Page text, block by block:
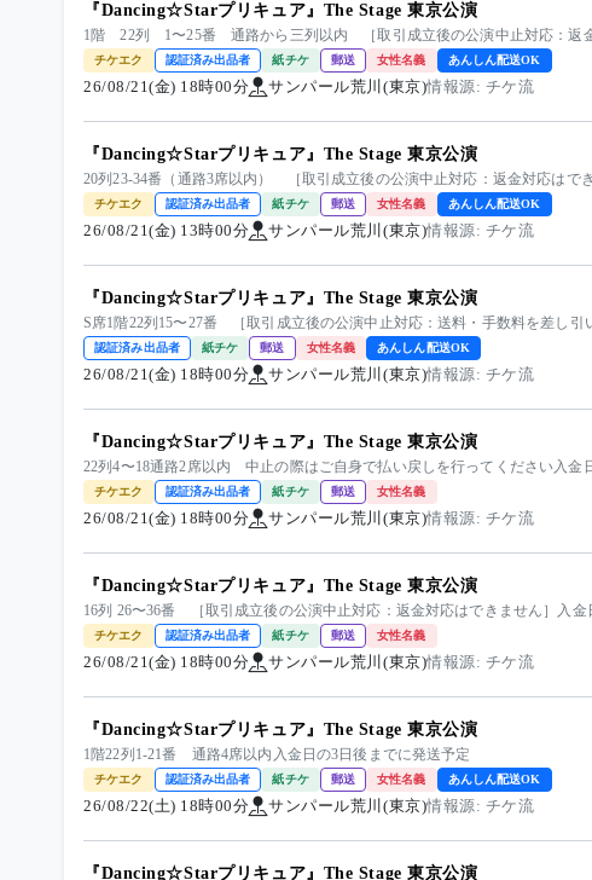
『Dancing☆Starプリキュア』The Stage 東京公演
1階 22列 1〜25番 通路から三列以内 ［取引成立後の公演中止対応：返
チケエク 認証済み出品者 紙チケ 郵送 女性名義 あんしん配送OK
26/08/21(金) 18時00分 サンパール荒川(東京)情報源: チケ流
『Dancing☆Starプリキュア』The Stage 東京公演
20列23-34番（通路3席以内） ［取引成立後の公演中止対応：返金対応はで
チケエク 認証済み出品者 紙チケ 郵送 女性名義 あんしん配送OK
26/08/21(金) 13時00分 サンパール荒川(東京)情報源: チケ流
『Dancing☆Starプリキュア』The Stage 東京公演
S席1階22列15〜27番 ［取引成立後の公演中止対応：送料・手数料を差し
認証済み出品者 紙チケ 郵送 女性名義 あんしん配送OK
26/08/21(金) 18時00分 サンパール荒川(東京)情報源: チケ流
『Dancing☆Starプリキュア』The Stage 東京公演
22列4〜18通路2席以内 中止の際はご自身で払い戻しを行ってください入金
チケエク 認証済み出品者 紙チケ 郵送 女性名義
26/08/21(金) 18時00分 サンパール荒川(東京)情報源: チケ流
『Dancing☆Starプリキュア』The Stage 東京公演
16列 26〜36番 ［取引成立後の公演中止対応：返金対応はできません］入金
チケエク 認証済み出品者 紙チケ 郵送 女性名義
26/08/21(金) 18時00分 サンパール荒川(東京)情報源: チケ流
『Dancing☆Starプリキュア』The Stage 東京公演
1階22列1-21番 通路4席以内入金日の3日後までに発送予定
チケエク 認証済み出品者 紙チケ 郵送 女性名義 あんしん配送OK
26/08/22(土) 18時00分 サンパール荒川(東京)情報源: チケ流
『Dancing☆Starプリキュア』The Stage 東京公演